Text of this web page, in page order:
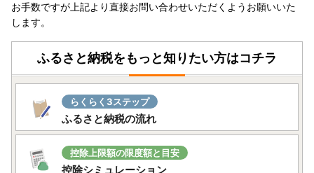
お手数ですが上記より直接お問い合わせいただくようお願いいた
します。
ふるさと納税をもっと知りたい方はコチラ
らくらく3ステップ
ふるさと納税の流れ
控除上限額の限度額と目安
控除シミュレーション